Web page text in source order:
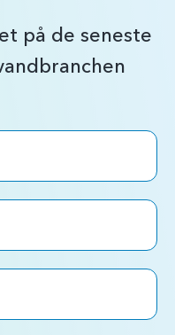
på de seneste